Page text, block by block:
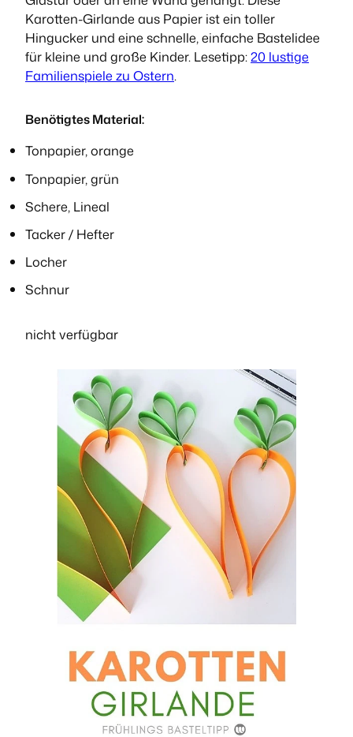
Karotten-Girlande aus Papier ist ein toller
Hingucker und eine schnelle, einfache Bastelidee
für kleine und große Kinder. Lesetipp:20 lustige
Familienspiele zu Ostern.
Benötigtes Material:
Tonpapier, orange
Tonpapier, grün
Schere, Lineal
Tacker / Hefter
Locher
Schnur
nicht verfügbar